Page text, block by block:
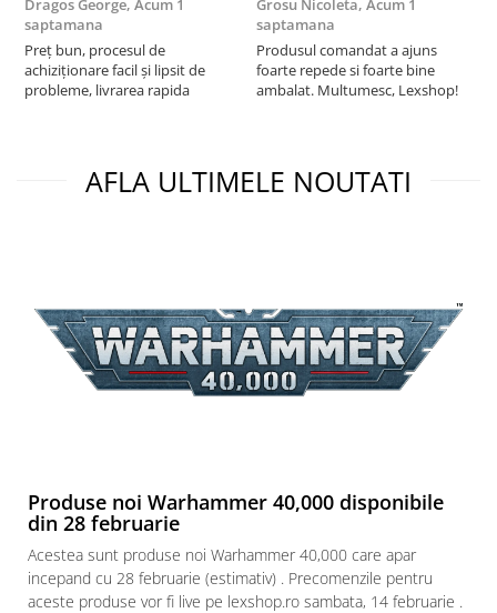
Puzzle 3D
Puzzle 8000 piese
Puzzle 150 piese
Puzzle 350 piese
Puzzle 275 piese
Puzzle 550 piese
Age of Sigmar
Paints & Tools
Starter Sets
Books and Codex
Dragos George, Acum 1
saptamana
Preț bun, procesul de
achiziționare facil și lipsit de
probleme, livrarea rapida
Grosu Nicoleta, Acum 1
saptamana
Produsul comandat a ajuns
foarte repede si foarte bine
ambalat. Multumesc, Lexshop!
AFLA ULTIMELE NOUTATI
Produse noi Warhammer 40,000 disponibile
din 28 februarie
Acestea sunt produse noi Warhammer 40,000 care apar
incepand cu 28 februarie (estimativ) . Precomenzile pentru
aceste produse vor fi live pe lexshop.ro sambata, 14 februarie .